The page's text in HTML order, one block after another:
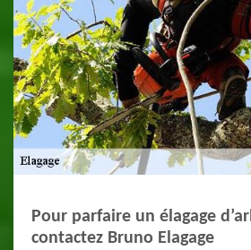
Pour parfaire un élagage
contactez Bruno Elagage